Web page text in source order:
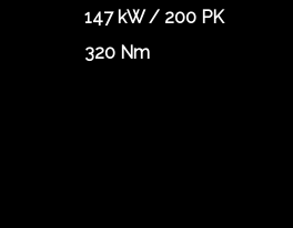
147 kW / 200 PK
320 Nm